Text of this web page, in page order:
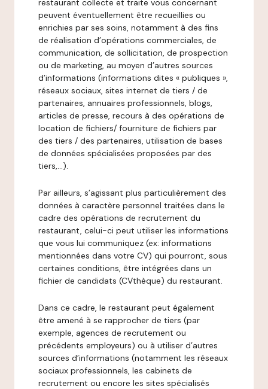
restaurant collecte et traite vous concernant
peuvent éventuellement être recueillies ou
enrichies par ses soins, notamment à des fins
de réalisation d’opérations commerciales, de
communication, de sollicitation, de prospection
ou de marketing, au moyen d’autres sources
d’informations (informations dites « publiques »,
réseaux sociaux, sites internet de tiers / de
partenaires, annuaires professionnels, blogs,
articles de presse, recours à des opérations de
location de fichiers/ fourniture de fichiers par
des tiers / des partenaires, utilisation de bases
de données spécialisées proposées par des
tiers,…).
Par ailleurs, s’agissant plus particulièrement des
données à caractère personnel traitées dans le
cadre des opérations de recrutement du
restaurant, celui-ci peut utiliser les informations
que vous lui communiquez (ex: informations
mentionnées dans votre CV) qui pourront, sous
certaines conditions, être intégrées dans un
fichier de candidats (CVthèque) du restaurant.
Dans ce cadre, le restaurant peut également
être amené à se rapprocher de tiers (par
exemple, agences de recrutement ou
précédents employeurs) ou à utiliser d’autres
sources d’informations (notamment les réseaux
sociaux professionnels, les cabinets de
recrutement ou encore les sites spécialisés